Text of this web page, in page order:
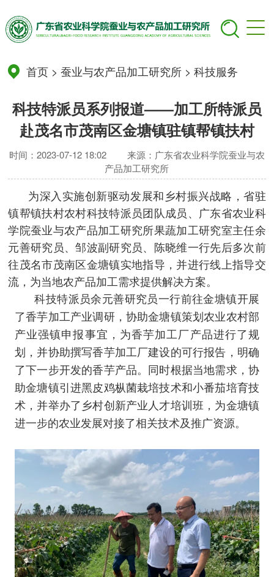
首页 >蚕业与农产品加工研究所 >科技服务
科技特派员系列报道——加工所特派员
赴茂名市茂南区金塘镇驻镇帮镇扶村
时间：2023-07-12 18:02
来源：广东省农业科学院蚕业与农
产品加工研究所
为深入实施创新驱动发展和乡村振兴战略，省驻
镇帮镇扶村农村科技特派员团队成员、广东省农业科
学院蚕业与农产品加工研究所果蔬加工研究室主任余
元善研究员、邹波副研究员、陈晓维一行先后多次前
往茂名市茂南区金塘镇实地指导，并进行线上指导交
流，为当地农产品加工需求提供解决方案。
科技特派员余元善研究员一行前往金塘镇开展
了香芋加工产业调研，协助金塘镇策划农业农村部
产业强镇申报事宜，为香芋加工厂产品进行了规
划，并协助撰写香芋加工厂建设的可行报告，明确
了下一步开发的香芋产品。同时根据当地需求，协
助金塘镇引进黑皮鸡枞菌栽培技术和小番茄培育技
术，并举办了乡村创新产业人才培训班，为金塘镇
进一步的农业发展对接了相关技术及推广资源。